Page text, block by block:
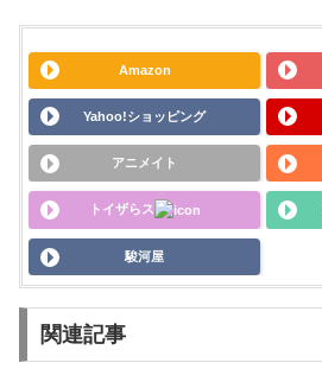
Amazon
Yahoo!ショッピング
アニメイト
トイザらス
駿河屋
関連記事